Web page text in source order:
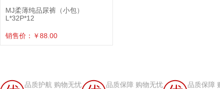
MJ柔薄纯品尿裤（小包）
L*32P*12
销售价：￥88.00
品质护航 购物无忧 品质保障 购物无忧 品质保障